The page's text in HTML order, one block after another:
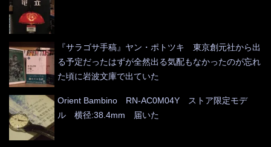
『サラゴサ手稿』ヤン・ポトツキ 東京創元社から出
る予定だったはずが全然出る気配もなかったのが忘れ
た頃に岩波文庫で出ていた
Orient Bambino RN-AC0M04Y ストア限定モデ
ル 横径:38.4mm 届いた